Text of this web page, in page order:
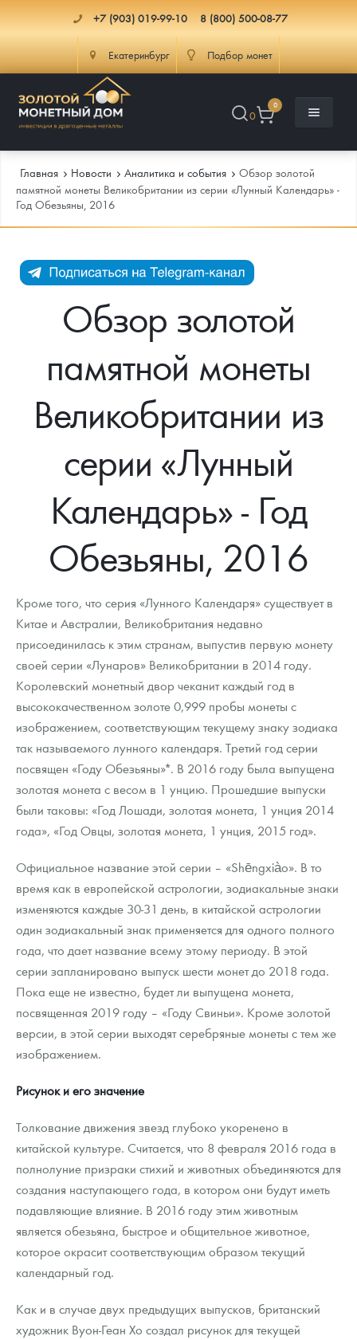
+7 (903) 019-99-10 8 (800) 500-08-77
Екатеринбург Подбор монет
0
0
Каталог
Каталог Монет
Инвестиционные монеты
Монеты Россия и СССР
Иностранные
Памятные и старинные монеты
Памятные монеты России и СССР
Монеты Царской России
Монеты стран мира после 1950г
Монеты и жетоны ЗМД
Георгий Победоносец
Золотые слитки
Аксессуары
Гарри Поттер
Жетоны "Необыкновенные обитатели глубин"
Ювелирные изделия
Русская нумизматика
Золотая карманная галерея
Наборы подарочных и коллекционных монет
Монеты и жетоны из недрагоценных металлов
Книги по нумизматике
Инфо
Подлинность монет
Клуб ЗМД
Гарантии
Выкуп серебряных монет
Вопрос - ответ
Памятка для работы с монетами из драгметаллов
Условия возврата
Политика использования Cookies
Положение по обработке и защите персональных данных
Подбор монет
Информация
Новости
Аналитика и события
Итоги 2025 года. Прогноз курсов золота, серебра, платины на
Георгий Победоносец - динамика цен
Котировки
Лом выкуп
Скупка слитков
Наши преимущества
Письмо директору
Главная Новости Аналитика и события
Обзор золотой
памятной монеты Великобритании из серии «Лунный Календарь» -
Год Обезьяны, 2016
Обзор золотой
памятной монеты
Великобритании из
серии «Лунный
Календарь» - Год
Обезьяны, 2016
Кроме того, что серия «Лунного Календаря» существует в
Китае и Австралии, Великобритания недавно
присоединилась к этим странам, выпустив первую монету
своей серии «Лунаров» Великобритании в 2014 году.
Королевский монетный двор чеканит каждый год в
высококачественном золоте 0,999 пробы монеты с
изображением, соответствующим текущему знаку зодиака
так называемого лунного календаря. Третий год серии
посвящен «Году Обезьяны»*. В 2016 году была выпущена
золотая монета с весом в 1 унцию. Прошедшие выпуски
были таковы: «Год Лошади, золотая монета, 1 унция 2014
года», «Год Овцы, золотая монета, 1 унция, 2015 год».
Официальное название этой серии – «Shēngxiào». В то
время как в европейской астрологии, зодиакальные знаки
изменяются каждые 30-31 день, в китайской астрологии
один зодиакальный знак применяется для одного полного
года, что дает название всему этому периоду. В этой
серии запланировано выпуск шести монет до 2018 года.
Пока еще не известно, будет ли выпущена монета,
посвященная 2019 году – «Году Свиньи». Кроме золотой
версии, в этой серии выходят серебряные монеты с тем же
изображением.
Рисунок и его значение
Толкование движения звезд глубоко укоренено в
китайской культуре. Считается, что 8 февраля 2016 года в
полнолуние призраки стихий и животных объединяются для
создания наступающего года, в котором они будут иметь
подавляющие влияние. В 2016 году этим животным
является обезьяна, быстрое и общительное животное,
которое окрасит соответствующим образом текущий
календарный год.
Как и в случае двух предыдущих выпусков, британский
художник Вуон-Геан Хо создал рисунок для текущей